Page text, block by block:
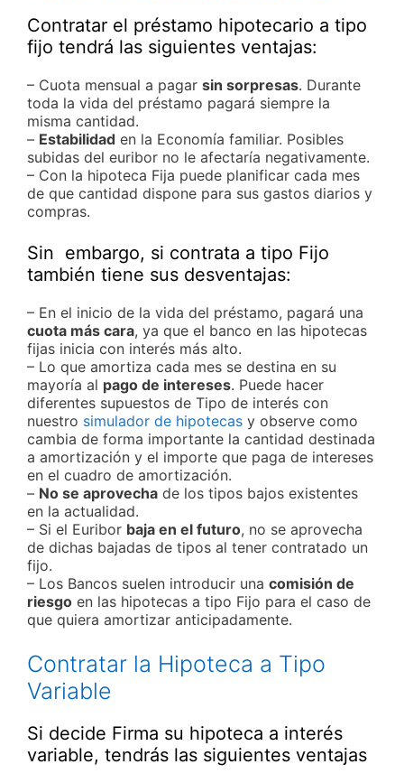
Contratar el préstamo hipotecario a tipo
fijo tendrá las siguientes ventajas:
– Cuota mensual a pagar sin sorpresas. Durante
toda la vida del préstamo pagará siempre la
misma cantidad.
– Estabilidad en la Economía familiar. Posibles
subidas del euribor no le afectaría negativamente.
– Con la hipoteca Fija puede planificar cada mes
de que cantidad dispone para sus gastos diarios y
compras.
Sin embargo, si contrata a tipo Fijo
también tiene sus desventajas:
– En el inicio de la vida del préstamo, pagará una
cuota más cara, ya que el banco en las hipotecas
fijas inicia con interés más alto.
– Lo que amortiza cada mes se destina en su
mayoría al pago de intereses. Puede hacer
diferentes supuestos de Tipo de interés con
nuestro simulador de hipotecas y observe como
cambia de forma importante la cantidad destinada
a amortización y el importe que paga de intereses
en el cuadro de amortización.
– No se aprovecha de los tipos bajos existentes
en la actualidad.
– Si el Euribor baja en el futuro, no se aprovecha
de dichas bajadas de tipos al tener contratado un
fijo.
– Los Bancos suelen introducir una comisión de
riesgo en las hipotecas a tipo Fijo para el caso de
que quiera amortizar anticipadamente.
Contratar la Hipoteca a Tipo
Variable
Si decide Firma su hipoteca a interés
variable, tendrás las siguientes ventajas